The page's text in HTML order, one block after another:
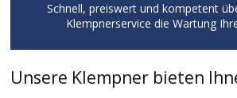
Schnell, preiswert und kompetent
Klempnerservice die Wartung
Unsere Klempner bieten